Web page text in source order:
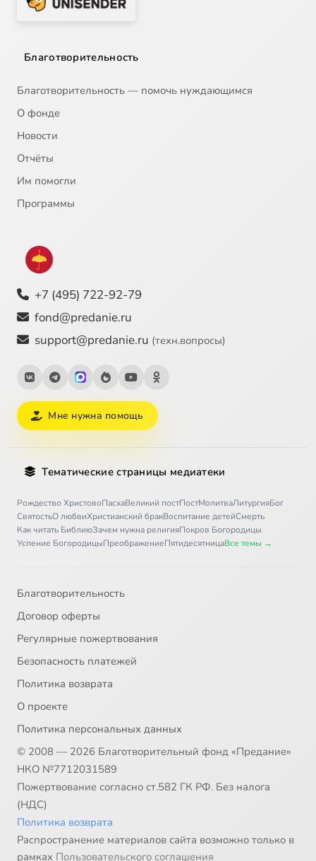
Благотворительность
Благотворительность — помочь нуждающимся
О фонде
Новости
Отчёты
Им помогли
Программы
+7 (495) 722-92-79
fond@predanie.ru
support@predanie.ru (техн.вопросы)
Мне нужна помощь
Тематические страницы медиатеки
Рождество ХристовоПасхаВеликий постПостМолитваЛитургияБог
СвятостьО любвиХристианский бракВоспитание детейСмерть
Как читать БиблиюЗачем нужна религияПокров Богородицы
Успение БогородицыПреображениеПятидесятницаВсе темы →
Благотворительность
Договор оферты
Регулярные пожертвования
Безопасность платежей
Политика возврата
О проекте
Политика персональных данных
© 2008 — 2026 Благотворительный фонд «Предание»
НКО №7712031589
Пожертвование согласно ст.582 ГК РФ. Без налога
(НДС)
Политика возврата
Распространение материалов сайта возможно только в
рамках Пользовательского соглашения